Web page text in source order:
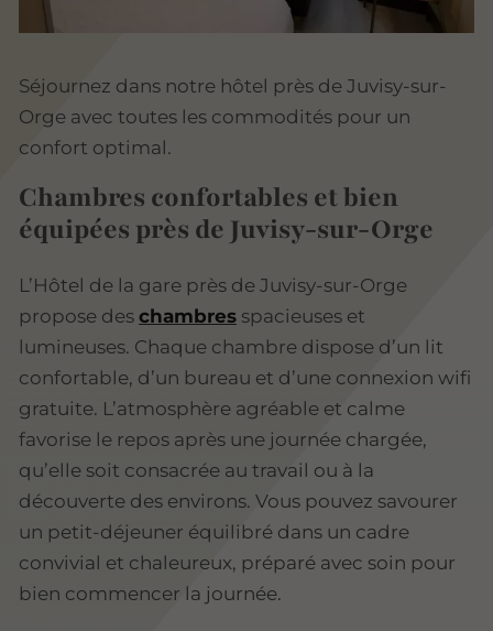
Séjournez dans notre hôtel près de Juvisy-sur-
Orge avec toutes les commodités pour un
confort optimal.
Chambres confortables et bien
équipées près de Juvisy-sur-Orge
L’Hôtel de la gare près de Juvisy-sur-Orge
propose des chambres spacieuses et
lumineuses. Chaque chambre dispose d’un lit
confortable, d’un bureau et d’une connexion wifi
gratuite. L’atmosphère agréable et calme
favorise le repos après une journée chargée,
qu’elle soit consacrée au travail ou à la
découverte des environs. Vous pouvez savourer
un petit-déjeuner équilibré dans un cadre
convivial et chaleureux, préparé avec soin pour
bien commencer la journée.